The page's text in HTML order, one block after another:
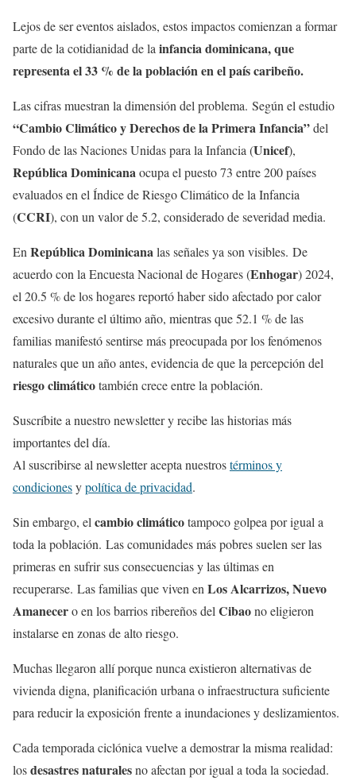
Lejos de ser eventos aislados, estos impactos comienzan a formar
parte de la cotidianidad de la infancia dominicana, que
representa el 33 % de la población en el país caribeño.
Las cifras muestran la dimensión del problema. Según el estudio
“Cambio Climático y Derechos de la Primera Infancia”del
Fondo de las Naciones Unidas para la Infancia (Unicef),
República Dominicana ocupa el puesto 73 entre 200 países
evaluados en el Índice de Riesgo Climático de la Infancia
(CCRI), con un valor de 5.2, considerado de severidad media.
En República Dominicana las señales ya son visibles. De
acuerdo con la Encuesta Nacional de Hogares (Enhogar) 2024,
el 20.5 % de los hogares reportó haber sido afectado por calor
excesivo durante el último año, mientras que 52.1 % de las
familias manifestó sentirse más preocupada por los fenómenos
naturales que un año antes, evidencia de que la percepción del
riesgo climáticotambién crece entre la población.
Suscríbite a nuestro newsletter y recibe las historias más
importantes del día.
Al suscribirse al newsletter acepta nuestrostérminos y
condicionesypolítica de privacidad.
Sin embargo, el cambio climáticotampoco golpea por igual a
toda la población. Las comunidades más pobres suelen ser las
primeras en sufrir sus consecuencias y las últimas en
recuperarse. Las familias que viven en Los Alcarrizos, Nuevo
Amanecero en los barrios ribereños del Cibaono eligieron
instalarse en zonas de alto riesgo.
Muchas llegaron allí porque nunca existieron alternativas de
vivienda digna, planificación urbana o infraestructura suficiente
para reducir la exposición frente a inundaciones y deslizamientos.
Cada temporada ciclónica vuelve a demostrar la misma realidad:
losdesastres naturalesno afectan por igual a toda la sociedad.